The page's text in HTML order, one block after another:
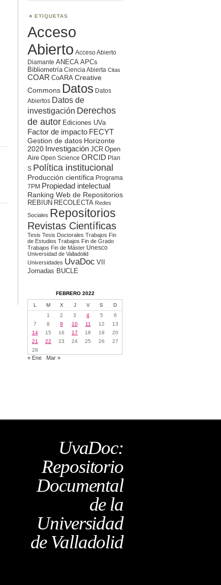
ETIQUETAS
Acceso
Abierto Acceso Abierto
Diamante ANECA APCs
Bibliometría Ciencia Abierta Citas
COAR CoARA Creative
Commons Datos Datos
Abiertos Datos de
investigación Derechos
de autor Ediciones UVa
Factor de impacto FECYT
Gestion de datos Horizonte
2020 Investigación JCR Open
Aire Open Science ORCID Plan
S Política institucional
Producción científica Programa
7PM Propiedad intelectual
Ranking Web de Repositorios
REBIUN RECOLECTA Redes
Sociales Repositorios
Revistas Científicas
Tesis Tesis Doctorales Trabajos Fin
de Estudios Trabajos Fin de Grado
Trabajos Fin de Máster Unesco
Universidad de Valladolid
Universidades UvaDoc VII
Jornadas BUCLE
FEBRERO 2022
L M X J V S
D
1
2 3 4 5
6
7
8 9 10 11 12
13
14
15 16 17 18 19
20
21
22 23 24 25 26
27
28
« Ene Mar »
UvaDoc:
Repositorio
Documental
de la
Universidad
de Valladolid